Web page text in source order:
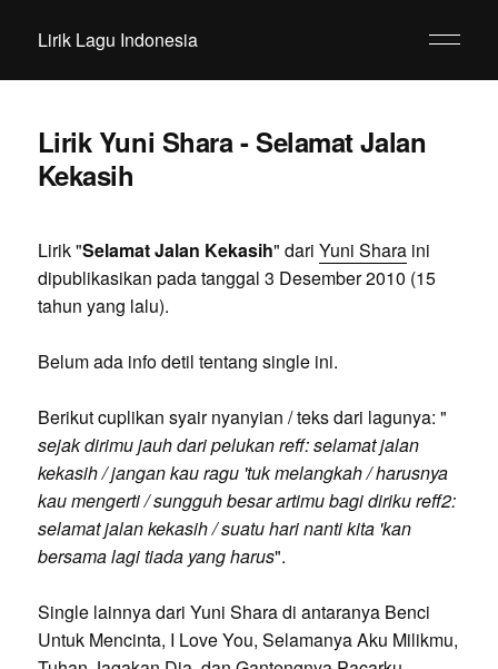
Lirik Lagu Indonesia
Lirik Yuni Shara - Selamat Jalan
Kekasih
Lirik "Selamat Jalan Kekasih" dari Yuni Sharaini
dipublikasikan pada tanggal 3 Desember 2010 (15
tahun yang lalu).
Belum ada info detil tentang single ini.
Berikut cuplikan syair nyanyian / teks dari lagunya: "
sejak dirimu jauh dari pelukan reff: selamat jalan
kekasih / jangan kau ragu 'tuk melangkah / harusnya
kau mengerti / sungguh besar artimu bagi diriku reff2:
selamat jalan kekasih / suatu hari nanti kita 'kan
bersama lagi tiada yang harus".
Single lainnya dari Yuni Shara di antaranya Benci
Untuk Mencinta, I Love You, Selamanya Aku Milikmu,